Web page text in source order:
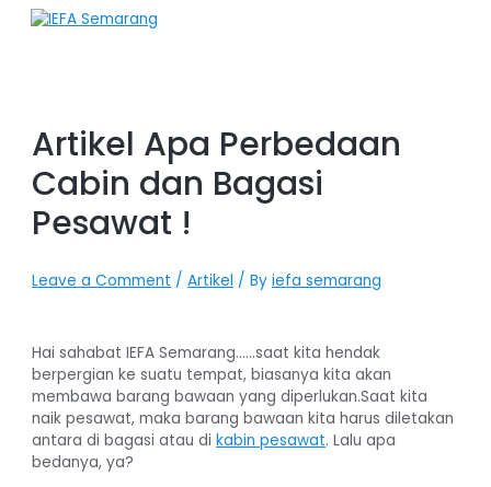
Skip
Artikel Apa Perbedaan
Cabin dan Bagasi
Pesawat !
Leave a Comment /Artikel / Byiefa semarang
Hai sahabat IEFA Semarang……saat kita hendak
berpergian ke suatu tempat, biasanya kita akan
membawa barang bawaan yang diperlukan.Saat kita
naik pesawat, maka barang bawaan kita harus diletakan
antara di bagasi atau dikabin pesawat. Lalu apa
bedanya, ya?